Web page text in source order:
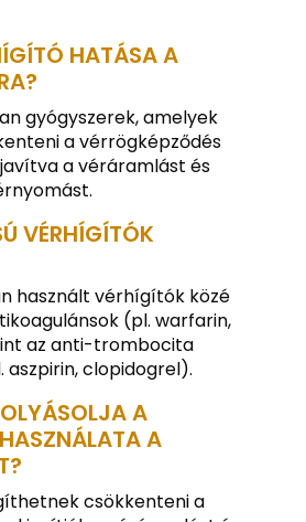
HATÁSA A
gyógyszerek, amelyek
a vérrögképződés
a véráramlást és
VÉRHÍGÍTÓK
használt vérhígítók közé
(pl. warfarin,
az anti-trombocita
aszpirin, clopidogrel).
A
A
csökkenteni a